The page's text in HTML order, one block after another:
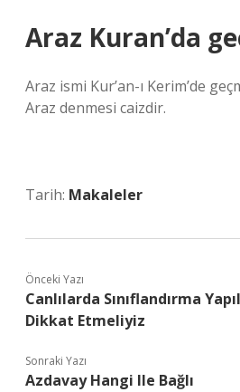
Araz Kuran’da
Araz ismi Kur’an-ı Kerim’de
Araz denmesi caizdir.
Tarih: Makaleler
Önceki Yazı
Canlılarda Sınıflandırma
Dikkat Etmeliyiz
Sonraki Yazı
Azdavay Hangi Ile Bağlı